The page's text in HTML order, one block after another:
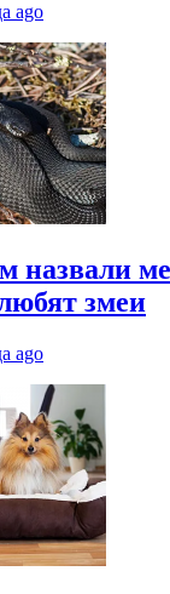
ago
назвали
змеи
ago